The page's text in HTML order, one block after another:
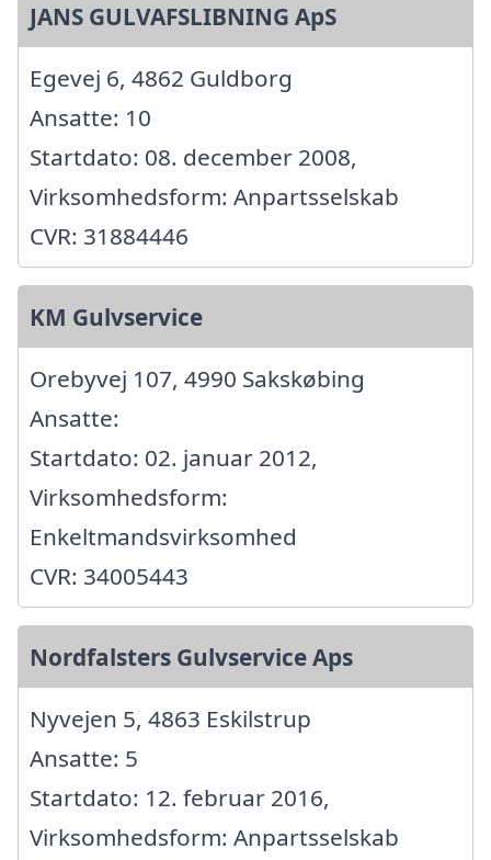
JANS GULVAFSLIBNING ApS
Egevej 6, 4862 Guldborg
Ansatte: 10
Startdato: 08. december 2008,
Virksomhedsform: Anpartsselskab
CVR: 31884446
KM Gulvservice
Orebyvej 107, 4990 Sakskøbing
Ansatte:
Startdato: 02. januar 2012,
Virksomhedsform:
Enkeltmandsvirksomhed
CVR: 34005443
Nordfalsters Gulvservice Aps
Nyvejen 5, 4863 Eskilstrup
Ansatte: 5
Startdato: 12. februar 2016,
Virksomhedsform: Anpartsselskab